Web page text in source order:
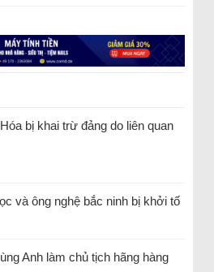
bị khai trừ đảng do liên quan
và ông nghệ bắc ninh bị khởi tố
Anh làm chủ tịch hãng hàng